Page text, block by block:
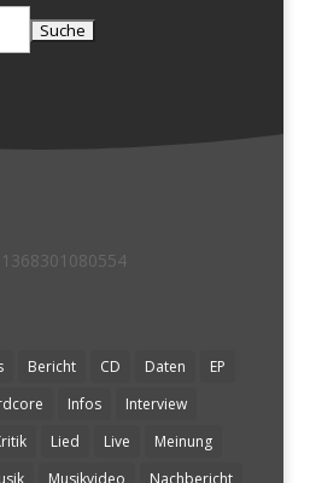
Bericht CD Daten
EP
Infos
Interview
Lied Live
Meinung
Musikvideo Nachbericht